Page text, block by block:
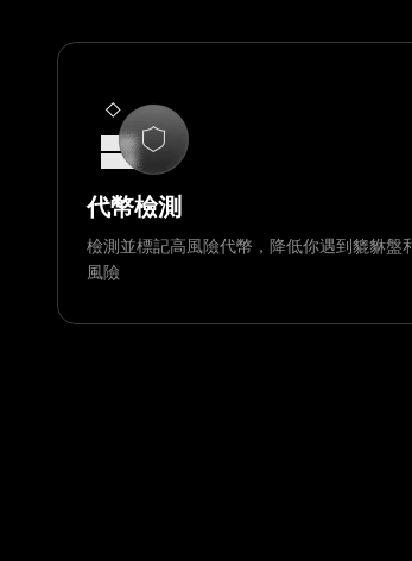
代幣檢測
檢測並標記高風險代幣，降低你遇到貔貅盤
風險